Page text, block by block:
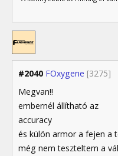
#2040 FOxygene [3275]
Megvan!!
embernél állítható az
accuracy
és külön armor a fejen a
még nem teszteltem a